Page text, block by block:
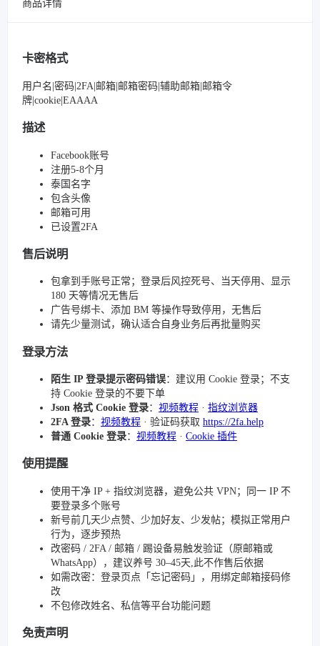
商品详情
卡密格式
用户名|密码|2FA|邮箱|邮箱密码|辅助邮箱|邮箱令
牌|cookie|EAAAA
描述
Facebook账号
注册5-8个月
泰国名字
包含头像
邮箱可用
已设置2FA
售后说明
包拿到手账号正常；登录后风控死号、当天停用、显示
180 天等情况无售后
广告号绑卡、添加 BM 等操作导致停用，无售后
请先少量测试，确认适合自身业务后再批量购买
登录方法
陌生 IP 登录提示密码错误：建议用 Cookie 登录；不支
持 Cookie 登录的不要下单
Json 格式 Cookie 登录： 视频教程 · 指纹浏览器
2FA 登录： 视频教程 · 验证码获取 https://2fa.help
普通 Cookie 登录： 视频教程 · Cookie 插件
使用提醒
使用干净 IP + 指纹浏览器，避免公共 VPN；同一 IP 不
要登录多个账号
新号前几天少点赞、少加好友、少发帖；模拟正常用户
行为，逐步预热
改密码 / 2FA / 邮箱 / 踢设备易触发验证（原邮箱或
WhatsApp），建议养号 30–45天,此不作售后依据
如需改密：登录页点「忘记密码」，用绑定邮箱接码修
改
不包修改姓名、私信等平台功能问题
免责声明